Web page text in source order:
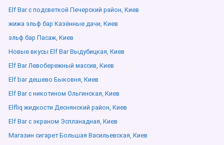
Elf Bar с подсветкой Печерский район, Киев
жижа эльф бар Казённые дачи, Киев
эльф бар Пасаж, Киев
Новые вкусы Elf Bar Выдубицкая, Киев
Elf Bar Левобережный массив, Киев
Elf bar дешево Быковня, Киев
Elf Bar с никотином Ольгинская, Киев
Elfliq жидкости Деснянский район, Киев
Elf Bar с экраном Эспланадная, Киев
Магазин сигарет Большая Васильевская, Киев